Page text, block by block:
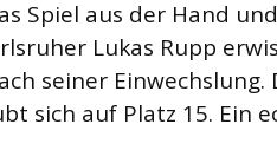
Spiel aus der Hand
Lukas Rupp
seiner Einwechslung.
sich auf Platz 15. Ein